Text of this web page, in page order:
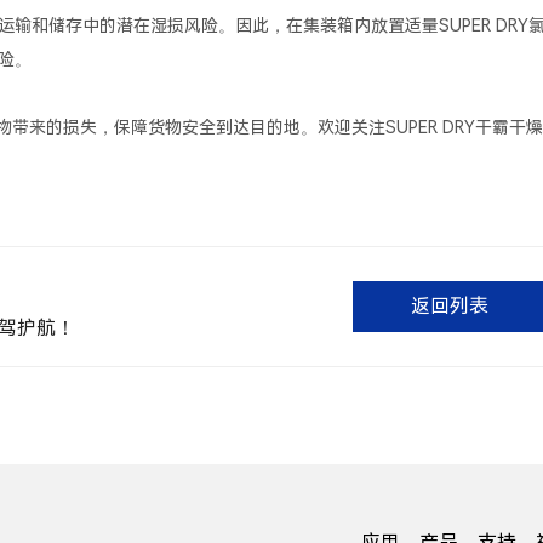
和储存中的潜在湿损风险。因此，在集装箱内放置适量SUPER DRY
。
来的损失，保障货物安全到达目的地。欢迎关注SUPER DRY干霸干燥
护航！
返回列表